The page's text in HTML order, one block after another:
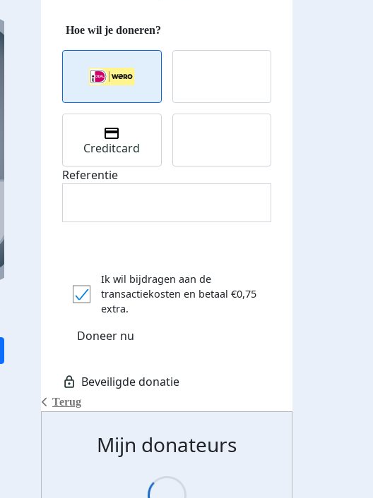
Donateurs bedankt
Terug
Creditcard
Referentie
Ik wil bijdragen aan de
transactiekosten en betaal €0,75
extra.
Doneer nu
Mijn donateurs